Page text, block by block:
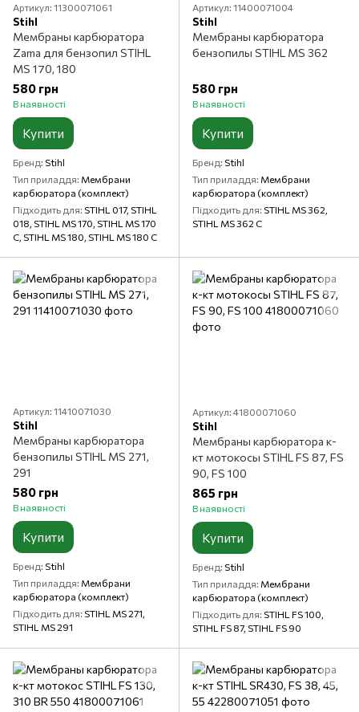
Артикул: 11300071061
Stihl
Мембраны карбюратора
Zama для бензопил STIHL
MS 170, 180
580 грн
В наявності
Купити
Бренд Stihl
Тип приладдя Мембрани
карбюратора (комплект)
Підходить для STIHL 017, STIHL
018, STIHL MS 170, STIHL MS 170
C, STIHL MS 180, STIHL MS 180 C
Артикул: 11400071004
Stihl
Мембраны карбюратора
бензопилы STIHL MS 362
580 грн
В наявності
Купити
Бренд Stihl
Тип приладдя Мембрани
карбюратора (комплект)
Підходить для STIHL MS 362,
STIHL MS 362 C
Артикул: 11410071030
Stihl
Мембраны карбюратора
бензопилы STIHL MS 271,
291
580 грн
В наявності
Купити
Бренд Stihl
Тип приладдя Мембрани
карбюратора (комплект)
Підходить для STIHL MS 271,
STIHL MS 291
Артикул: 41800071060
Stihl
Мембраны карбюратора к-
кт мотокосы STIHL FS 87, FS
90, FS 100
865 грн
В наявності
Купити
Бренд Stihl
Тип приладдя Мембрани
карбюратора (комплект)
Підходить для STIHL FS 100,
STIHL FS 87, STIHL FS 90